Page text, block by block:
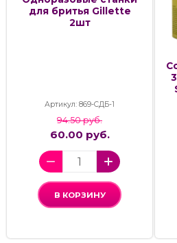
для бритья Gillette
2шт
Артикул: 869-СДБ-1
94.50 руб.
60.00 руб.
В КОРЗИНУ